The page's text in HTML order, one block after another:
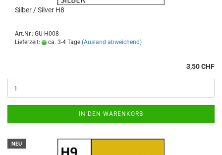
Silber / Silver H8
Art.Nr.: GU-H008
Lieferzeit:
ca. 3-4 Tage (Ausland abweichend)
3,50 CHF
IN DEN WARENKORB
NEU